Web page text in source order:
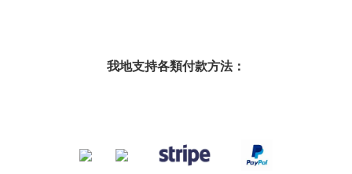
我地支持各類付款方法：